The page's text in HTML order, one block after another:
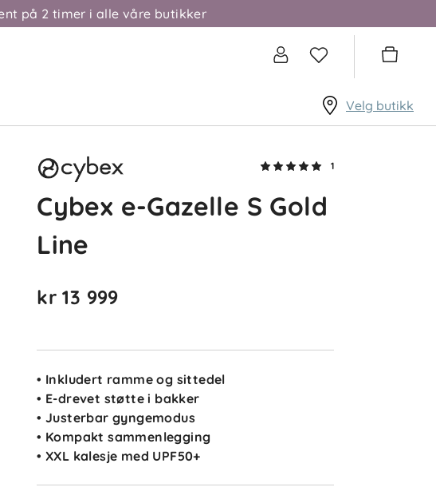
på 2 timer i alle våre butikker
Velg butikk
1
Cybex e-Gazelle S Gold
Line
kr 13 999
• Inkludert ramme og sittedel
• E-drevet støtte i bakker
• Justerbar gyngemodus
• Kompakt sammenlegging
• XXL kalesje med UPF50+